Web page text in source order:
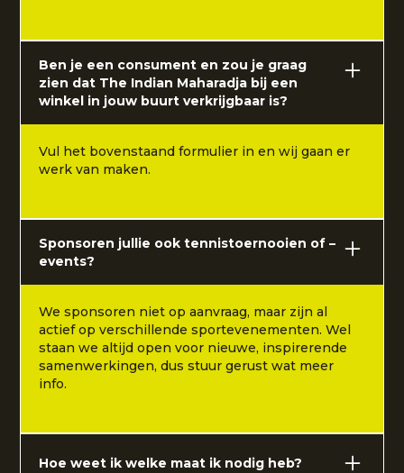
Ben je een consument en zou je graag
zien dat The Indian Maharadja bij een
winkel in jouw buurt verkrijgbaar is?
Vul het bovenstaand formulier in en wij gaan er
werk van maken.
Sponsoren jullie ook tennistoernooien of –
events?
We sponsoren niet op aanvraag, maar zijn al
actief op verschillende sportevenementen. Wel
staan we altijd open voor nieuwe, inspirerende
samenwerkingen, dus stuur gerust wat meer
info.
Hoe weet ik welke maat ik nodig heb?